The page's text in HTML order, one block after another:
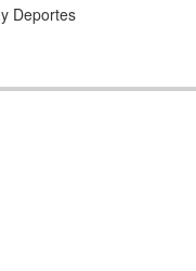
Deportes